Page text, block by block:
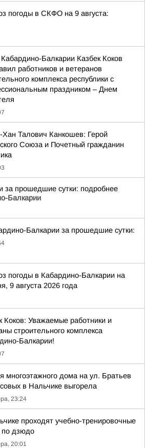
погоды в СКФО на 9 августа:
Балкарии Казбек Коков
работников и ветеранов
комплекса республики с
праздником – Днем
Хан Талович Канкошев: Герой
Союза и Почетный гражданин
за прошедшие сутки: подробнее
Балкарии
Балкарии за прошедшие сутки:
погоды в Кабардино-Балкарии на
9 августа 2026 года
Коков: Уважаемые работники и
строительного комплекса
Балкарии!
многоэтажного дома на ул. Братьев
в Нальчике выгорела
23:24
проходят учебно-тренировочные
по дзюдо
20:01